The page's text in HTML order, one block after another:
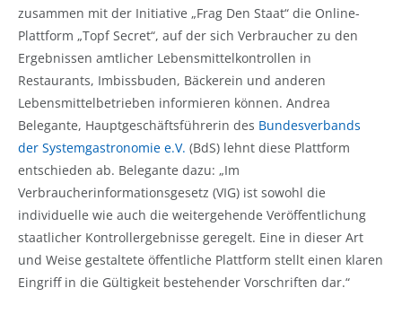
zusammen mit der Initiative „Frag Den Staat“ die Online-
Plattform „Topf Secret“, auf der sich Verbraucher zu den
Ergebnissen amtlicher Lebensmittelkontrollen in
Restaurants, Imbissbuden, Bäckerein und anderen
Lebensmittelbetrieben informieren können. Andrea
Belegante, Hauptgeschäftsführerin des Bundesverbands
der Systemgastronomie e.V. (BdS) lehnt diese Plattform
entschieden ab. Belegante dazu: „Im
Verbraucherinformationsgesetz (VIG) ist sowohl die
individuelle wie auch die weitergehende Veröffentlichung
staatlicher Kontrollergebnisse geregelt. Eine in dieser Art
und Weise gestaltete öffentliche Plattform stellt einen klaren
Eingriff in die Gültigkeit bestehender Vorschriften dar.“